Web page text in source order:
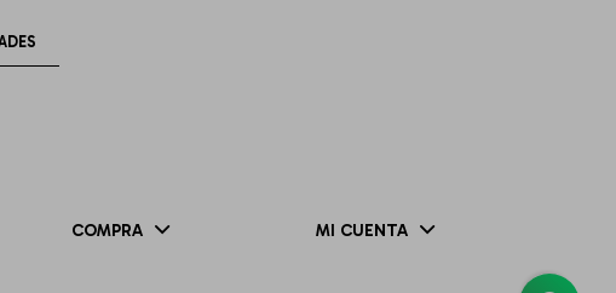
COMPRA MI CUENTA